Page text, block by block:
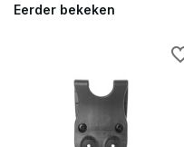
Eerder bekeken